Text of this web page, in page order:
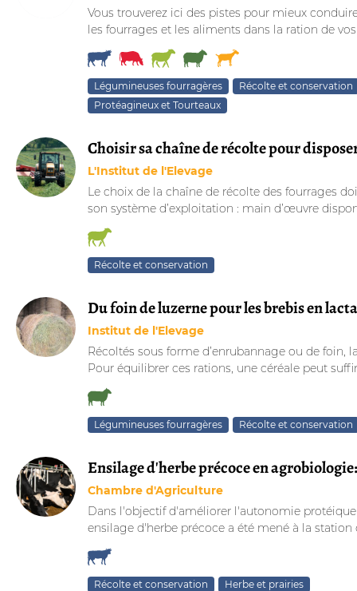
Vous trouverez ici des pistes pour mieux
les fourrages et les aliments dans la ration de
Légumineuses fourragères
Récolte et conservation
Protéagineux et Tourteaux
Choisir sa chaîne de récolte pour
L'Institut de l'Elevage
Le choix de la chaîne de récolte des fourrages
son système d’exploitation : main d’œuvre
Récolte et conservation
Du foin de luzerne pour les brebis en
Institut de l'Elevage
Récoltés sous forme d’enrubannage ou de foin,
Pour équilibrer ces rations, une céréale peut
Légumineuses fourragères Récolte et conservation
Ensilage d'herbe précoce en
Chambre d'Agriculture
Dans l'objectif d'améliorer l'autonomie
ensilage d'herbe précoce a été mené à la station
Récolte et conservation Herbe et prairies